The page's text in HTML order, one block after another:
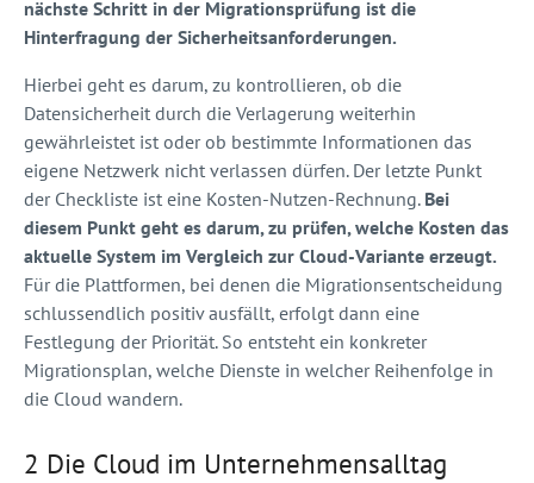
nächste Schritt in der Migrationsprüfung ist die
Hinterfragung der Sicherheitsanforderungen.
Hierbei geht es darum, zu kontrollieren, ob die
Datensicherheit durch die Verlagerung weiterhin
gewährleistet ist oder ob bestimmte Informationen das
eigene Netzwerk nicht verlassen dürfen. Der letzte Punkt
der Checkliste ist eine Kosten-Nutzen-Rechnung. Bei
diesem Punkt geht es darum, zu prüfen, welche Kosten das
aktuelle System im Vergleich zur Cloud-Variante erzeugt.
Für die Plattformen, bei denen die Migrationsentscheidung
schlussendlich positiv ausfällt, erfolgt dann eine
Festlegung der Priorität. So entsteht ein konkreter
Migrationsplan, welche Dienste in welcher Reihenfolge in
die Cloud wandern.
2 Die Cloud im Unternehmensalltag